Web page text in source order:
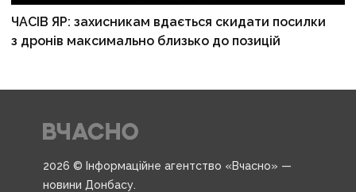
ЧАСІВ ЯР: захисникам вдається скидати посилки
з дронів максимально близько до позицій
2026 © Інформаційне агентство «Вчасно» —
новини Донбасу.